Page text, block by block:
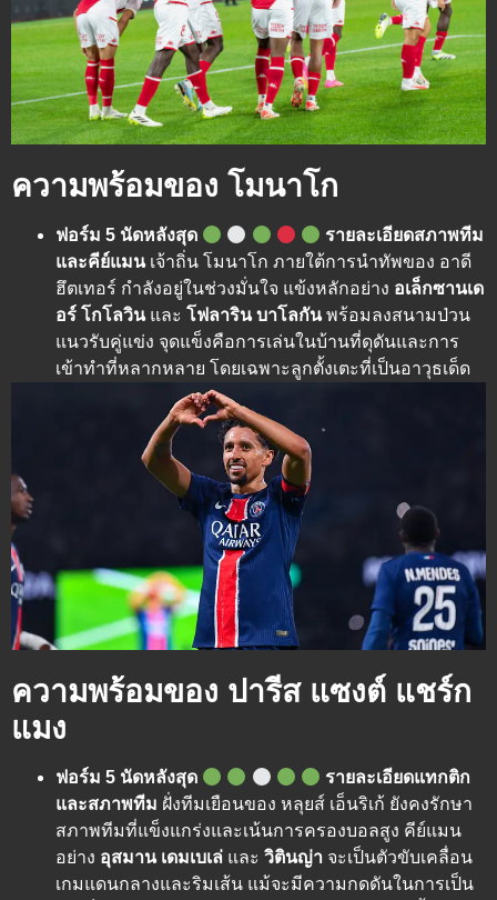
ความพร้อมของ โมนาโก
ฟอร์ม 5 นัดหลังสุด
รายละเอียดสภาพทีม
และคีย์แมนเจ้าถิ่น โมนาโก ภายใต้การนำทัพของ อาดี
ฮึตเทอร์ กำลังอยู่ในช่วงมั่นใจ แข้งหลักอย่าง อเล็กซานเด
อร์ โกโลวินและ โฟลาริน บาโลกันพร้อมลงสนามป่วน
แนวรับคู่แข่ง จุดแข็งคือการเล่นในบ้านที่ดุดันและการ
เข้าทำที่หลากหลาย โดยเฉพาะลูกตั้งเตะที่เป็นอาวุธเด็ด
ความพร้อมของ ปารีส แซงต์ แชร์ก
แมง
ฟอร์ม 5 นัดหลังสุด
รายละเอียดแทกติก
และสภาพทีม ฝั่งทีมเยือนของ หลุยส์ เอ็นริเก้ ยังคงรักษา
สภาพทีมที่แข็งแกร่งและเน้นการครองบอลสูง คีย์แมน
อย่าง อุสมาน เดมเบเล่ และ วิตินญ่า จะเป็นตัวขับเคลื่อน
เกมแดนกลางและริมเส้น แม้จะมีความกดดันในการเป็น